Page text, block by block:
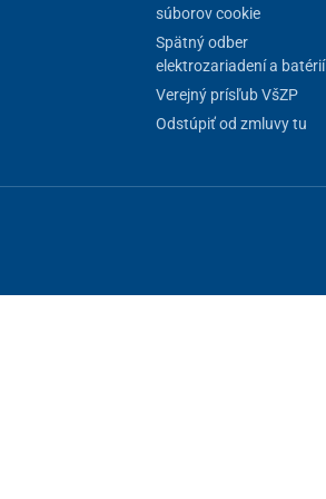
súborov cookie
Spätný odber
elektrozariadení a batérií
Verejný prísľub VšZP
Odstúpiť od zmluvy tu